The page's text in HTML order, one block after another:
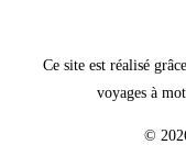
Ce site est réalisé
voyages à
©